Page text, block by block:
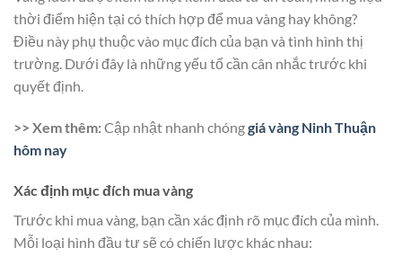
thời điểm hiện tại có thích hợp để mua vàng hay không?
Điều này phụ thuộc vào mục đích của bạn và tình hình thị
trường. Dưới đây là những yếu tố cần cân nhắc trước khi
quyết định.
>> Xem thêm:Cập nhật nhanh chónggiá vàng Ninh Thuận
hôm nay
Xác định mục đích mua vàng
Trước khi mua vàng, bạn cần xác định rõ mục đích của mình.
Mỗi loại hình đầu tư sẽ có chiến lược khác nhau: